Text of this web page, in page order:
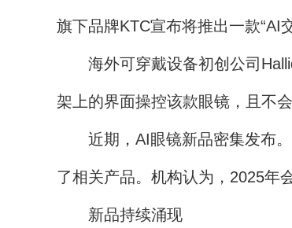
旗下品牌KTC宣布将推出一款“AI
海外可穿戴设备初创公司
架上的界面操控该款眼镜，且不
近期，AI眼镜新品密集发布。
了相关产品。机构认为，2025年
新品持续涌现